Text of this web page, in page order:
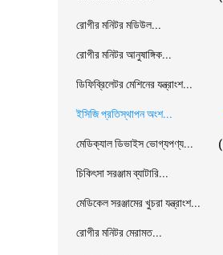
রোগীর মনিটর মডিউল...
রোগীর মনিটর আনুষাঙ্গিক...
ডিফিব্রিলেটর মেশিনের যন্ত্রাংশ...
ইসিজি প্রতিস্থাপন অংশ...
মেডিক্যাল ডিভাইস ভোগ্যপণ্য...
চিকিৎসা সরঞ্জাম ব্যাটারি...
মেডিকেল সরঞ্জামের খুচরা যন্ত্রাংশ...
রোগীর মনিটর মেরামত...